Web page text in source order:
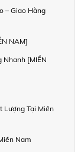
– Giao Hàng
NAM]
Nhanh [MIỀN
Lượng Tại Miền
Nam